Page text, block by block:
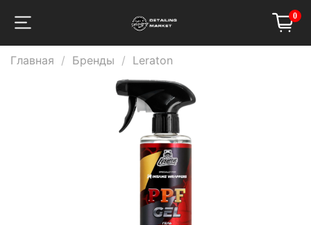
0
Главная Бренды Leraton